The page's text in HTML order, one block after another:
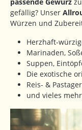
gefällig? Unser
Würzen und
Herzhaft-
Marinaden,
Suppen,
Die exotische
Reis- &
und vieles